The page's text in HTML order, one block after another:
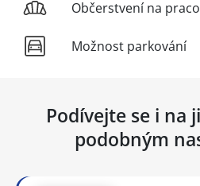
Občerstvení na
Možnost parkování
Podívejte se i na
podobným